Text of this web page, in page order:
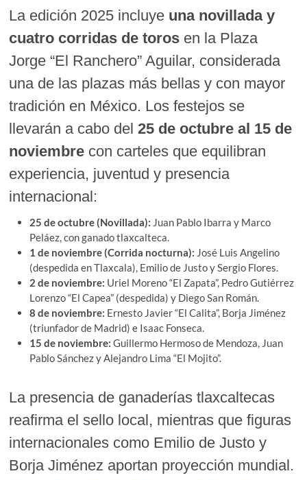
La edición 2025 incluye una novillada y
cuatro corridas de toros en la Plaza
Jorge “El Ranchero” Aguilar, considerada
una de las plazas más bellas y con mayor
tradición en México. Los festejos se
llevarán a cabo del25 de octubre al 15 de
noviembre con carteles que equilibran
experiencia, juventud y presencia
internacional:
25 de octubre (Novillada): Juan Pablo Ibarra y Marco
Peláez, con ganado tlaxcalteca.
1 de noviembre (Corrida nocturna): José Luis Angelino
(despedida en Tlaxcala), Emilio de Justo y Sergio Flores.
2 de noviembre: Uriel Moreno “El Zapata”, Pedro Gutiérrez
Lorenzo “El Capea” (despedida) y Diego San Román.
8 de noviembre: Ernesto Javier “El Calita”, Borja Jiménez
(triunfador de Madrid) e Isaac Fonseca.
15 de noviembre: Guillermo Hermoso de Mendoza, Juan
Pablo Sánchez y Alejandro Lima “El Mojito”.
La presencia de ganaderías tlaxcaltecas
reafirma el sello local, mientras que figuras
internacionales como Emilio de Justo y
Borja Jiménez aportan proyección mundial.